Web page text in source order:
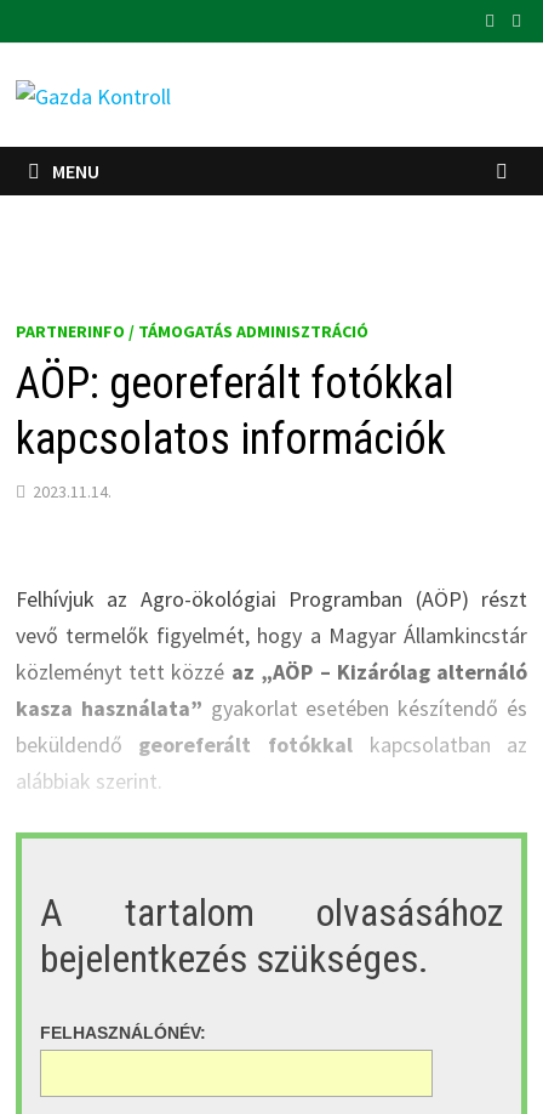
to
content
MENU
PARTNERINFO / TÁMOGATÁS ADMINISZTRÁCIÓ
AÖP: georeferált fotókkal
kapcsolatos információk
2023.11.14.
Felhívjuk az Agro-ökológiai Programban (AÖP) részt
vevő termelők figyelmét, hogy a Magyar Államkincstár
közleményt tett közzé az „AÖP – Kizárólag alternáló
kasza használata” gyakorlat esetében készítendő és
beküldendő georeferált fotókkal kapcsolatban az
alábbiak szerint.
A tartalom olvasásához
bejelentkezés szükséges.
FELHASZNÁLÓNÉV: